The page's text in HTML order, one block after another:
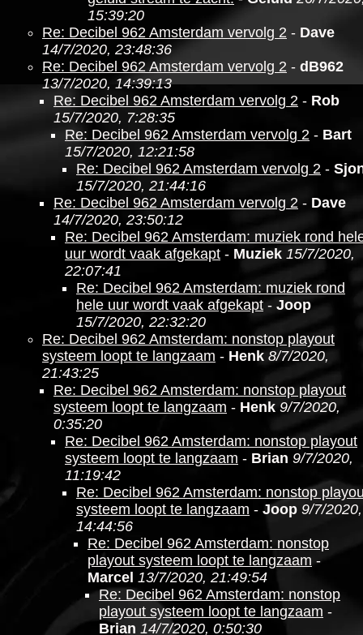
15:39:20
Re: Decibel 962 Amsterdam vervolg 2 - Dave
14/7/2020, 23:48:36
Re: Decibel 962 Amsterdam vervolg 2 - dB962
13/7/2020, 14:39:13
Re: Decibel 962 Amsterdam vervolg 2 - Rob
15/7/2020, 7:28:35
Re: Decibel 962 Amsterdam vervolg 2 - Bart
15/7/2020, 12:21:58
Re: Decibel 962 Amsterdam vervolg 2 -
15/7/2020, 21:44:16
Re: Decibel 962 Amsterdam vervolg 2 - Dave
14/7/2020, 23:50:12
Re: Decibel 962 Amsterdam: muziek rond
uur wordt vaak afgekapt - Muziek 15/7/2020,
22:07:41
Re: Decibel 962 Amsterdam: muziek rond
hele uur wordt vaak afgekapt - Joop
15/7/2020, 22:32:20
Re: Decibel 962 Amsterdam: nonstop playout
systeem loopt te langzaam - Henk 8/7/2020,
21:43:25
Re: Decibel 962 Amsterdam: nonstop playout
systeem loopt te langzaam - Henk 9/7/2020,
0:35:20
Re: Decibel 962 Amsterdam: nonstop playout
systeem loopt te langzaam - Brian 9/7/2020,
11:19:42
Re: Decibel 962 Amsterdam: nonstop
systeem loopt te langzaam - Joop 9/7/2020,
14:44:56
Re: Decibel 962 Amsterdam: nonstop
playout systeem loopt te langzaam -
Marcel 13/7/2020, 21:49:54
Re: Decibel 962 Amsterdam: nonstop
playout systeem loopt te langzaam -
Brian 14/7/2020, 0:50:30